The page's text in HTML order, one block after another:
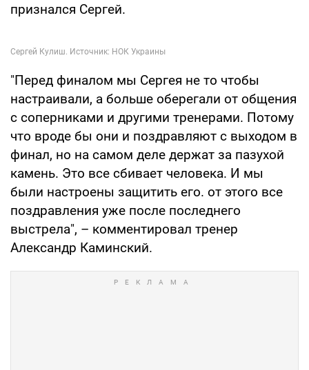
признался Сергей.
"Перед финалом мы Сергея не то чтобы
настраивали, а больше оберегали от общения
с соперниками и другими тренерами. Потому
что вроде бы они и поздравляют с выходом в
финал, но на самом деле держат за пазухой
камень. Это все сбивает человека. И мы
были настроены защитить его. от этого все
поздравления уже после последнего
выстрела", – комментировал тренер
Александр Каминский.